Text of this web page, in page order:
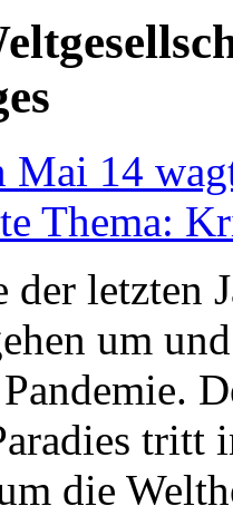
14
Thema:
letzten
um
tritt
die